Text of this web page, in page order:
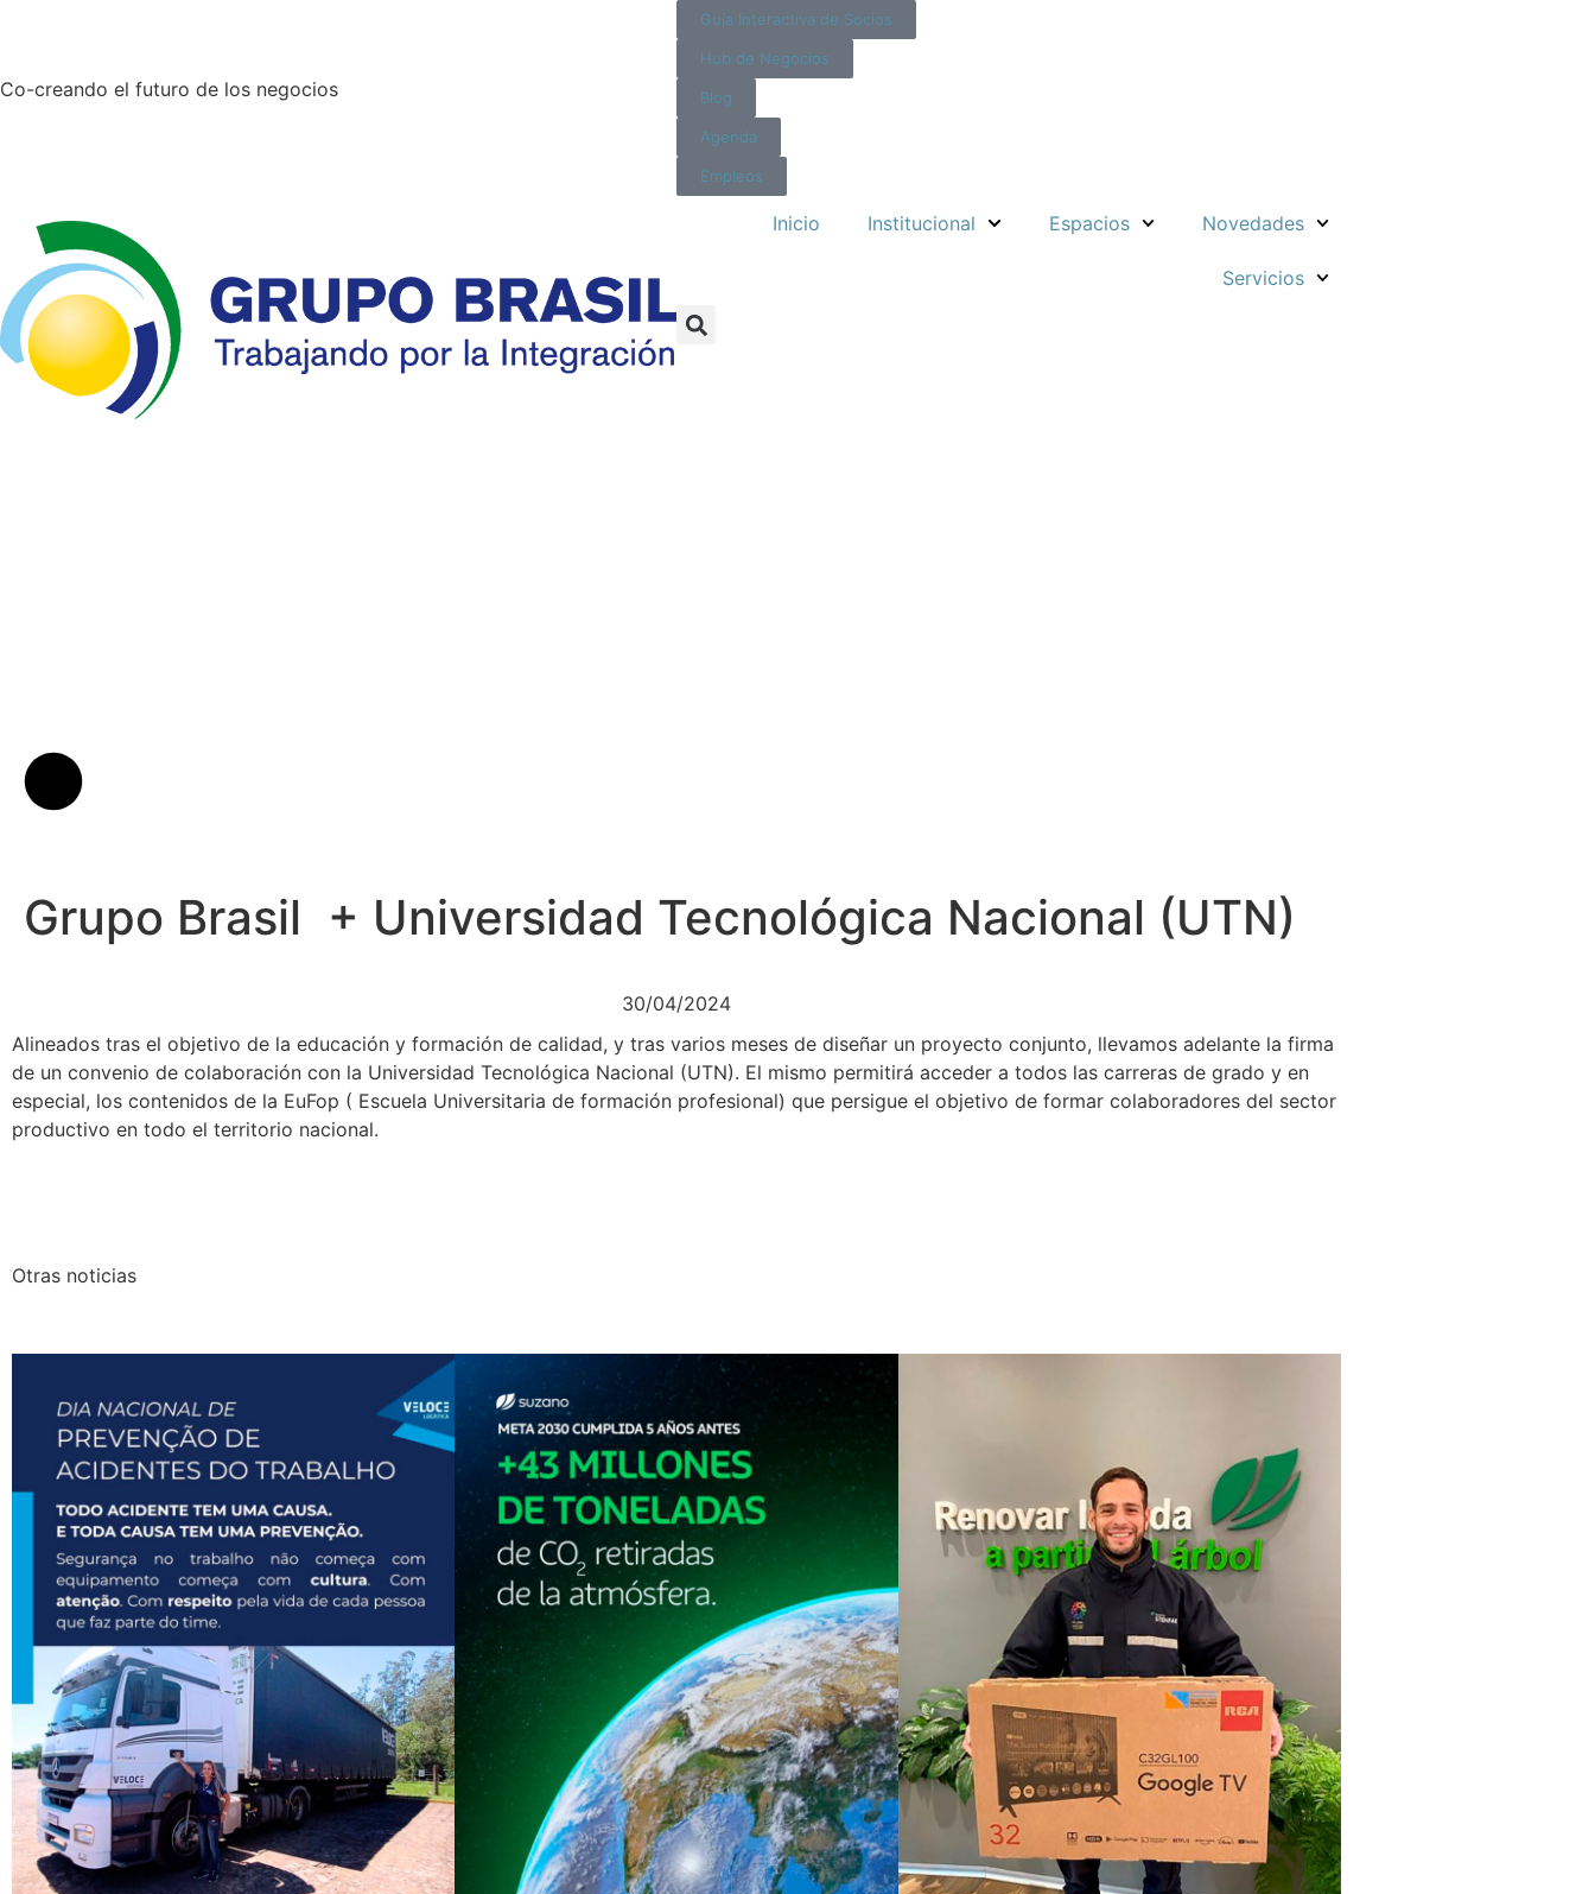
Co-creando el futuro de los negocios
Guía Interactiva de Socios
Hub de Negocios
Blog
Agenda
Empleos
Inicio Institucional Espacios Novedades
Servicios
Grupo Brasil + Universidad Tecnológica Nacional (UTN)
30/04/2024
Alineados tras el objetivo de la educación y formación de calidad, y tras varios meses de diseñar un proyecto conjunto, llevamos adelante la firma
de un convenio de colaboración con la Universidad Tecnológica Nacional (UTN). El mismo permitirá acceder a todos las carreras de grado y en
especial, los contenidos de la EuFop ( Escuela Universitaria de formación profesional) que persigue el objetivo de formar colaboradores del sector
productivo en todo el territorio nacional.
Otras noticias